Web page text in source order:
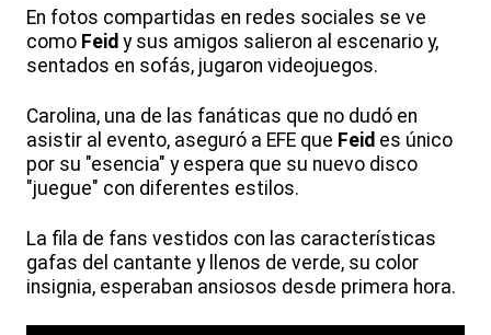
En fotos compartidas en redes sociales se ve
como Feid y sus amigos salieron al escenario y,
sentados en sofás, jugaron videojuegos.
Carolina, una de las fanáticas que no dudó en
asistir al evento, aseguró a EFE que Feid es único
por su "esencia" y espera que su nuevo disco
"juegue" con diferentes estilos.
La fila de fans vestidos con las características
gafas del cantante y llenos de verde, su color
insignia, esperaban ansiosos desde primera hora.